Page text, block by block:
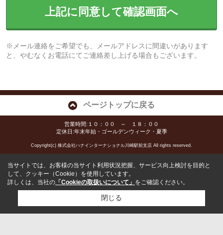
上記に同意して確認画面へ
※メール連絡をご希望でも、メールアドレスに間違いがあります
と、やむなくお電話にてご連絡差し上げる場合もございます。
ページトップに戻る
営業時間:１０：００ ～ １８：００
定休日:年末年始・ゴールデンウィーク・夏季
Copyright(c) 株式会社ハナインターナショナル川崎駅前支店 All rights reserved.
当サイトでは、お客様の当サイト利用状況把握、サービス向上検討を目的と
して、クッキー（Cookie）を使用しています。
詳しくは、当社の 「Cookieの取扱いについて」 をご確認ください。
閉じる